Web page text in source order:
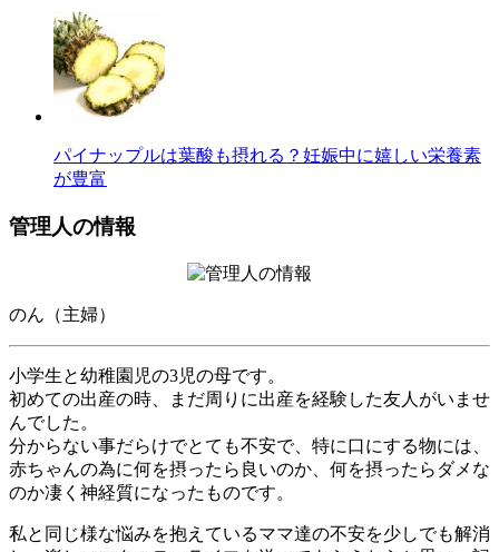
パイナップルは葉酸も摂れる？妊娠中に嬉しい栄養素
が豊富
管理人の情報
のん（主婦）
小学生と幼稚園児の3児の母です。
初めての出産の時、まだ周りに出産を経験した友人がいませ
んでした。
分からない事だらけでとても不安で、特に口にする物には、
赤ちゃんの為に何を摂ったら良いのか、何を摂ったらダメな
のか凄く神経質になったものです。
私と同じ様な悩みを抱えているママ達の不安を少しでも解消